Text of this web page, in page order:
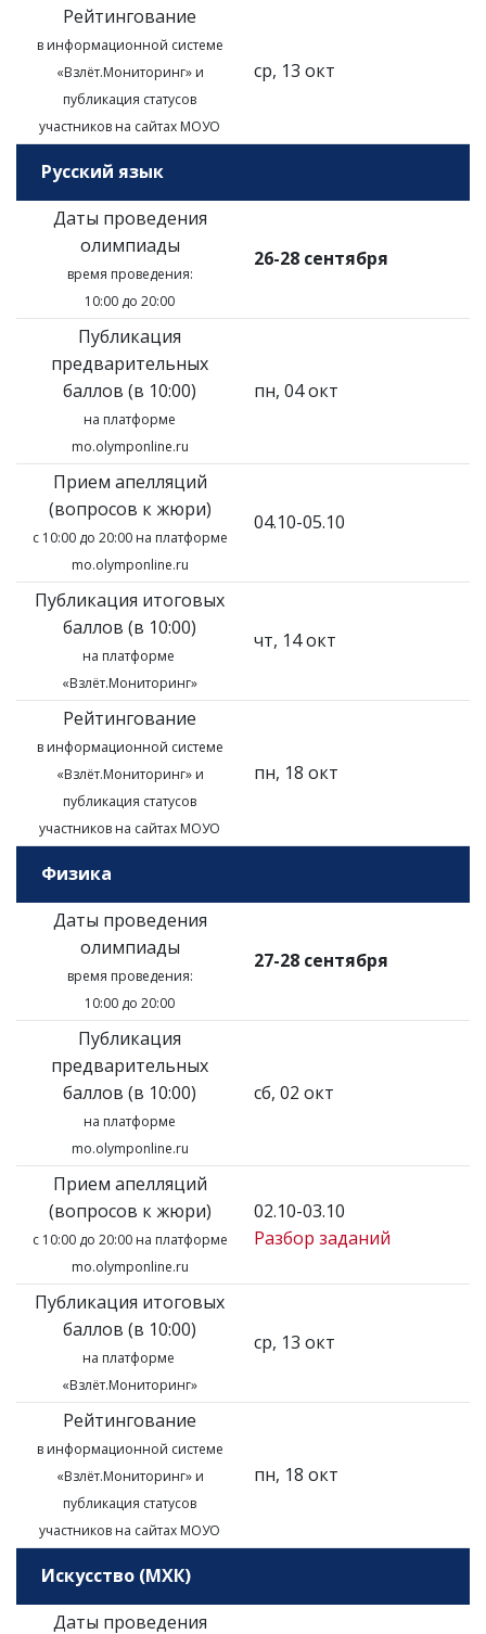
Рейтингование
в информационной системе
«Взлёт.Мониторинг» и
публикация статусов
участников на сайтах МОУО
ср, 13 окт
Русский язык
Даты проведения
олимпиады
время проведения:
10:00 до 20:00
26-28 сентября
Публикация
предварительных
баллов (в 10:00)
на платформе
mo.olymponline.ru
пн, 04 окт
Прием апелляций
(вопросов к жюри)
с 10:00 до 20:00 на платформе
mo.olymponline.ru
04.10-05.10
Публикация итоговых
баллов (в 10:00)
на платформе
«Взлёт.Мониторинг»
чт, 14 окт
Рейтингование
в информационной системе
«Взлёт.Мониторинг» и
публикация статусов
участников на сайтах МОУО
пн, 18 окт
Физика
Даты проведения
олимпиады
время проведения:
10:00 до 20:00
27-28 сентября
Публикация
предварительных
баллов (в 10:00)
на платформе
mo.olymponline.ru
сб, 02 окт
Прием апелляций
(вопросов к жюри)
с 10:00 до 20:00 на платформе
mo.olymponline.ru
02.10-03.10
Разбор заданий
Публикация итоговых
баллов (в 10:00)
на платформе
«Взлёт.Мониторинг»
ср, 13 окт
Рейтингование
в информационной системе
«Взлёт.Мониторинг» и
публикация статусов
участников на сайтах МОУО
пн, 18 окт
Искусство (МХК)
Даты проведения